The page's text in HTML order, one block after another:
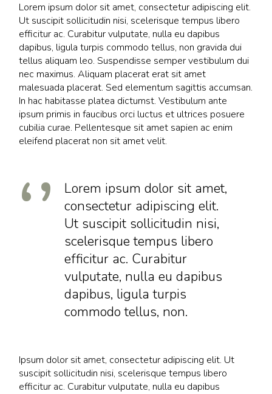
Lorem ipsum dolor sit amet, consectetur adipiscing elit.
Ut suscipit sollicitudin nisi, scelerisque tempus libero
efficitur ac. Curabitur vulputate, nulla eu dapibus
dapibus, ligula turpis commodo tellus, non gravida dui
tellus aliquam leo. Suspendisse semper vestibulum dui
nec maximus. Aliquam placerat erat sit amet
malesuada placerat. Sed elementum sagittis accumsan.
In hac habitasse platea dictumst. Vestibulum ante
ipsum primis in faucibus orci luctus et ultrices posuere
cubilia curae. Pellentesque sit amet sapien ac enim
eleifend placerat non sit amet velit.
Lorem ipsum dolor sit amet,
consectetur adipiscing elit.
Ut suscipit sollicitudin nisi,
scelerisque tempus libero
efficitur ac. Curabitur
vulputate, nulla eu dapibus
dapibus, ligula turpis
commodo tellus, non.
Ipsum dolor sit amet, consectetur adipiscing elit. Ut
suscipit sollicitudin nisi, scelerisque tempus libero
efficitur ac. Curabitur vulputate, nulla eu dapibus